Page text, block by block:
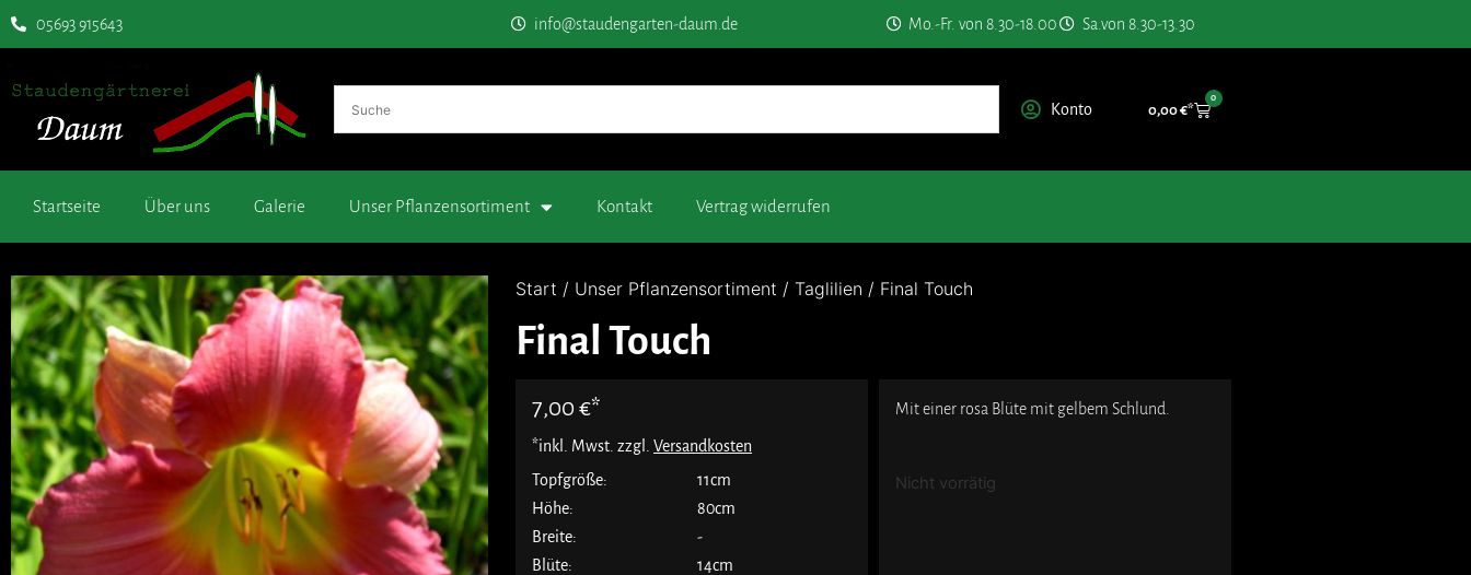
05693 915643 info@staudengarten-daum.de Mo.-Fr. von 8.30-18.00 Sa.von 8.30-13.30
Konto 0,00€
0
Startseite Über uns Galerie Unser Pflanzensortiment Kontakt Vertrag widerrufen
Start / Unser Pflanzensortiment / Taglilien / Final Touch
Final Touch
7,00 €
*inkl. Mwst. zzgl. Versandkosten
Topfgröße:
11cm
Höhe:
80cm
Breite:
-
Blüte:
14cm
Mit einer rosa Blüte mit gelbem Schlund.
Nicht vorrätig